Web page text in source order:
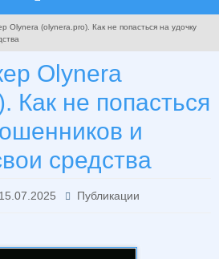
Olynera (olynera.pro). Как не попасться на удочку
Olynera
Как не попасться
и
средства
15.07.2025 Публикации